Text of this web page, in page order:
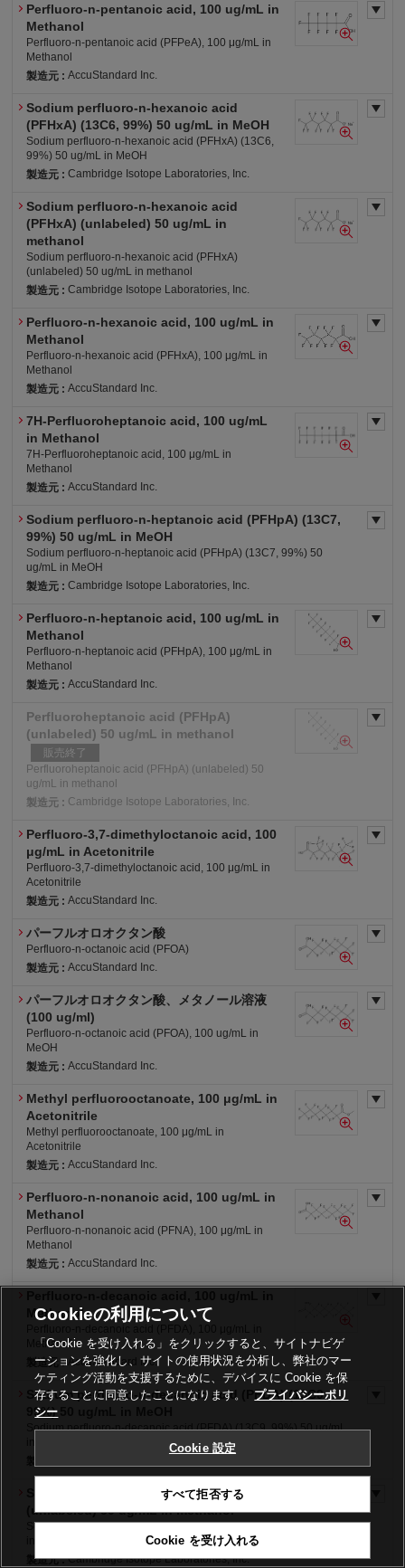
労・表 労・有2 労・S 審・優 危4-ア(水)
Perfluoro-n-pentanoic acid, 100 ug/mL in
Methanol
Perfluoro-n-pentanoic acid (PFPeA), 100 μg/mL in
Methanol
製造元 :AccuStandard Inc.
労・表 労・有2 労・S 危4-ア(水)
Sodium perfluoro-n-hexanoic acid
(PFHxA) (13C6, 99%) 50 ug/mL in MeOH
Sodium perfluoro-n-hexanoic acid (PFHxA) (13C6,
99%) 50 ug/mL in MeOH
製造元 :Cambridge Isotope Laboratories, Inc.
労・表 労・有2 労・S
審・優
危4-ア(水)
Sodium perfluoro-n-hexanoic acid
(PFHxA) (unlabeled) 50 ug/mL in
methanol
Sodium perfluoro-n-hexanoic acid (PFHxA)
(unlabeled) 50 ug/mL in methanol
製造元 :Cambridge Isotope Laboratories, Inc.
労・表 労・有2 労・S
審・優
危4-ア(水)
Perfluoro-n-hexanoic acid, 100 ug/mL in
Methanol
Perfluoro-n-hexanoic acid (PFHxA), 100 μg/mL in
Methanol
製造元 :AccuStandard Inc.
労・表 労・有2 労・S 危4-ア(水)
7H-Perfluoroheptanoic acid, 100 ug/mL
in Methanol
7H-Perfluoroheptanoic acid, 100 μg/mL in
Methanol
製造元 :AccuStandard Inc.
労・表 労・有2 労・S 危4-ア(水)
Sodium perfluoro-n-heptanoic acid (PFHpA) (13C7,
99%) 50 ug/mL in MeOH
Sodium perfluoro-n-heptanoic acid (PFHpA) (13C7, 99%) 50
ug/mL in MeOH
製造元 :Cambridge Isotope Laboratories, Inc.
労・表 労・有2 労・S 審・優 危4-ア(水)
Perfluoro-n-heptanoic acid, 100 ug/mL in
Methanol
Perfluoro-n-heptanoic acid (PFHpA), 100 μg/mL in
Methanol
製造元 :AccuStandard Inc.
労・表 労・有2 労・S 危4-ア(水)
Perfluoroheptanoic acid (PFHpA)
(unlabeled) 50 ug/mL in methanol
販売終了
Perfluoroheptanoic acid (PFHpA) (unlabeled) 50
ug/mL in methanol
製造元 : Cambridge Isotope Laboratories, Inc.
労・表 労・有2 労・S 危4-ア(水)
Perfluoro-3,7-dimethyloctanoic acid, 100
μg/mL in Acetonitrile
Perfluoro-3,7-dimethyloctanoic acid, 100 μg/mL in
Acetonitrile
製造元 :AccuStandard Inc.
危4-1(水) 労・表
パーフルオロオクタン酸
Perfluoro-n-octanoic acid (PFOA)
製造元 :AccuStandard Inc.
審・特1 PRTR1 労・表 労・S
パーフルオロオクタン酸、メタノール溶液
(100 ug/ml)
Perfluoro-n-octanoic acid (PFOA), 100 ug/mL in
MeOH
製造元 :AccuStandard Inc.
審・特1 労・表 労・有2
労・S
危4-ア(水)
Methyl perfluorooctanoate, 100 μg/mL in
Acetonitrile
Methyl perfluorooctanoate, 100 μg/mL in
Acetonitrile
製造元 :AccuStandard Inc.
危4-1(水) 審・特1 労・表
労・S
劇
Perfluoro-n-nonanoic acid, 100 ug/mL in
Methanol
Perfluoro-n-nonanoic acid (PFNA), 100 μg/mL in
Methanol
製造元 :AccuStandard Inc.
Methanol
Methanol
製造元 : AccuStandard Inc.
労・表 労・有2 労・S 危4-ア(水)
Sodium perfluoro-n-decanoic acid (PFDA) (13C9,
99%) 50 ug/mL in MeOH
Sodium perfluoro-n-decanoic acid (PFDA) (13C9, 99%) 50 ug/mL
労・有2 労・S 危4-ア(水)
Sodium perfluoro-n-decanoic acid (PFDA)
(unlabeled) 50 ug/mL in methanol
Sodium perfluoro-n-decanoic acid (PFDA) (unlabeled) 50 ug/mL
製造元 :Cambridge Isotope Laboratories, Inc.
Cookieの利用について
「Cookie を受け入れる」をクリックすると、サイトナビゲ
ーションを強化し、サイトの使用状況を分析し、弊社のマー
ケティング活動を支援するために、デバイスに Cookie を保
存することに同意したことになります。
プライバシーポリ
シー
Cookie 設定
すべて拒否する
Cookie を受け入れる